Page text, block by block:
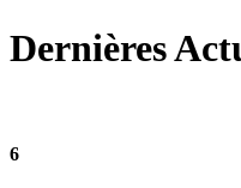
Dernières
6